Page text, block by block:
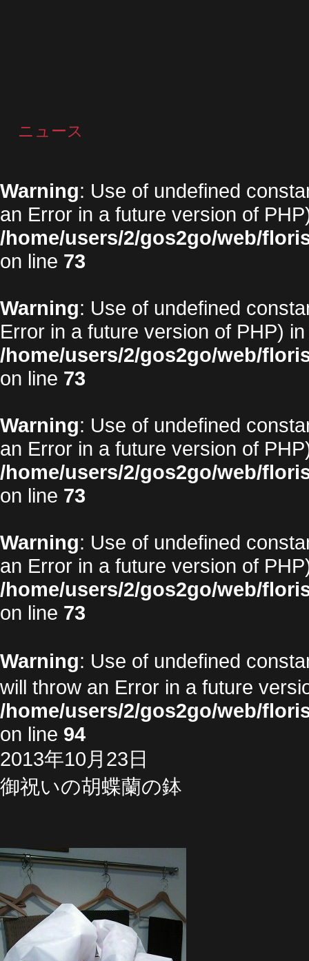
ニュース
Warning: Use of undefined
an Error in a future version of
/home/users/2/gos2go/web/
on line 73
Warning: Use of undefined
Error in a future version of PHP) in
/home/users/2/gos2go/web/
on line 73
Warning: Use of undefined
an Error in a future version of
/home/users/2/gos2go/web/
on line 73
Warning: Use of undefined
an Error in a future version of
/home/users/2/gos2go/web/
on line 73
Warning: Use of undefined
will throw an Error in a future
/home/users/2/gos2go/web/
on line 94
2013年10月23日
御祝いの胡蝶蘭の鉢